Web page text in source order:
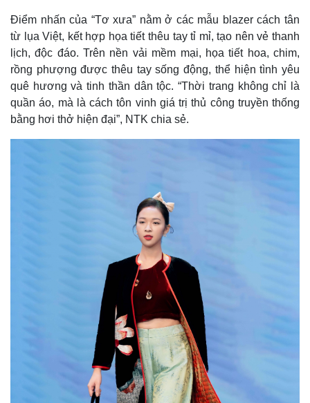
Hồ sơ
E-Magazine
Infographic
Điểm nhấn của “Tơ xưa” nằm ở các mẫu blazer cách tân
từ lụa Việt, kết hợp họa tiết thêu tay tỉ mỉ, tạo nên vẻ thanh
lịch, độc đáo. Trên nền vải mềm mại, họa tiết hoa, chim,
rồng phượng được thêu tay sống động, thể hiện tình yêu
quê hương và tinh thần dân tộc. “Thời trang không chỉ là
quần áo, mà là cách tôn vinh giá trị thủ công truyền thống
bằng hơi thở hiện đại”, NTK chia sẻ.